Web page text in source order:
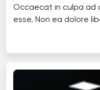
Occaecat in culpa ad
esse. Non ea dolore